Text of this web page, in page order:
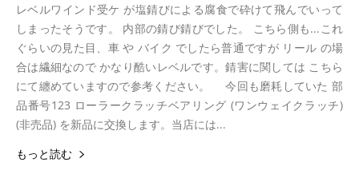
レベルワインド受ケ が塩錆びによる腐食で砕けて飛んでいって
しまったそうです。 内部の錆び錆びでした。 こちら側も...これ
ぐらいの見た目、車 や バイク でしたら普通ですが リール の場
合は繊細なので かなり酷いレベルです。錆害に関しては こちら
にて纏めていますので参考ください。 今回も磨耗していた 部
品番号123 ローラークラッチベアリング (ワンウェイクラッチ)
(非売品) を新品に交換します。当店には...
もっと読む